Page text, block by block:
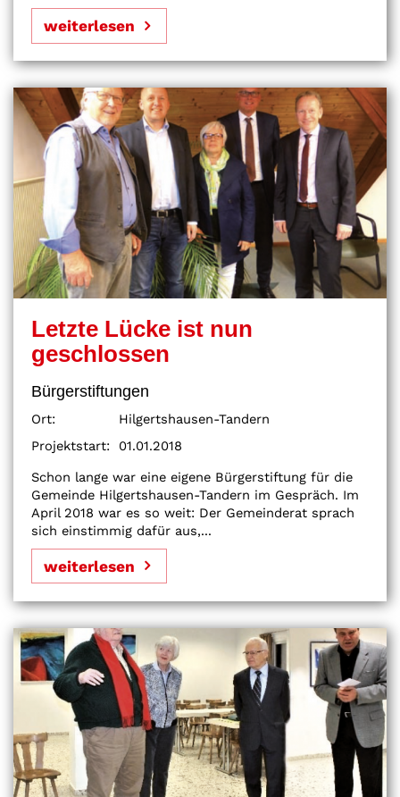
weiterlesen
Letzte Lücke ist nun
geschlossen
Bürgerstiftungen
Ort:
Hilgertshausen-Tandern
Projektstart:
01.01.2018
Schon lange war eine eigene Bürgerstiftung für die
Gemeinde Hilgertshausen-Tandern im Gespräch. Im
April 2018 war es so weit: Der Gemeinderat sprach
sich einstimmig dafür aus,...
weiterlesen